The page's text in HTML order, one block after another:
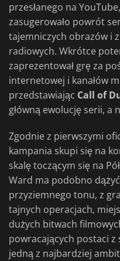
przesłanego na
zasugerowało powrót
tajemniczych obrazów i
radiowych. Wkrótce
zaprezentował grę za
internetowej i kanałów
przedstawiając Call of
główną ewolucję serii, a
Zgodnie z pierwszymi
kampania skupi się na
skalę toczącym się na
Ward ma podobno
przyziemnego tonu, z
tajnych operacjach,
dużych bitwach
powracających postaci
jedną z najbardziej